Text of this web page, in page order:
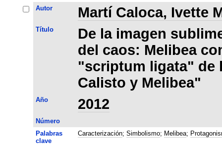
Autor Martí Caloca, Ivette
Título
De la imagen
del caos: Melibea
"scriptum ligata" de
Calisto y Melibea"
Año 2012
Número
Palabras
clave
Caracterización; Simbolismo; Melibea;